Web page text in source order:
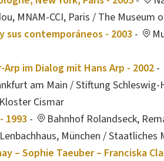
MNAM-CCI, Paris / The Museum
sus contemporáneos - 2003 -
im Dialog mit Hans Arp - 2002 -
am Main / Stiftung Schleswig-
Cismar
1993 -
Bahnhof Rolandseck,
München / Staatliches
– Sophie Taeuber – Franciska